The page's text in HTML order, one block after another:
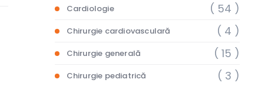
Cardiologie ( 54 )
Chirurgie cardiovasculară ( 4 )
Chirurgie generală ( 15 )
Chirurgie pediatrică ( 3 )